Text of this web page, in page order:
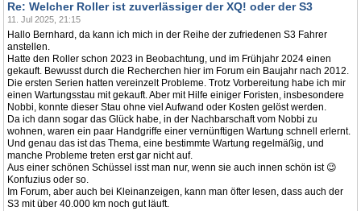
Re: Welcher Roller ist zuverlässiger der XQ! oder der S3
11. Jul 2025, 21:15
Hallo Bernhard, da kann ich mich in der Reihe der zufriedenen S3 Fahrer
anstellen.
Hatte den Roller schon 2023 in Beobachtung, und im Frühjahr 2024 einen
gekauft. Bewusst durch die Recherchen hier im Forum ein Baujahr nach 2012.
Die ersten Serien hatten vereinzelt Probleme. Trotz Vorbereitung habe ich mir
einen Wartungsstau mit gekauft. Aber mit Hilfe einiger Foristen, insbesondere
Nobbi, konnte dieser Stau ohne viel Aufwand oder Kosten gelöst werden.
Da ich dann sogar das Glück habe, in der Nachbarschaft vom Nobbi zu
wohnen, waren ein paar Handgriffe einer vernünftigen Wartung schnell erlernt.
Und genau das ist das Thema, eine bestimmte Wartung regelmäßig, und
manche Probleme treten erst gar nicht auf.
Aus einer schönen Schüssel isst man nur, wenn sie auch innen schön ist 😉
Konfuzius oder so.
Im Forum, aber auch bei Kleinanzeigen, kann man öfter lesen, dass auch der
S3 mit über 40.000 km noch gut läuft.